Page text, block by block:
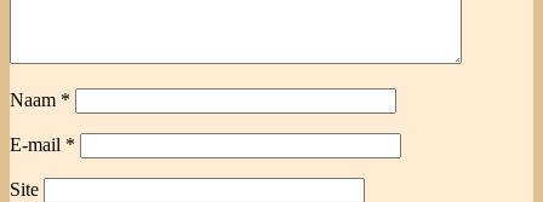
Naam *
E-mail *
Site